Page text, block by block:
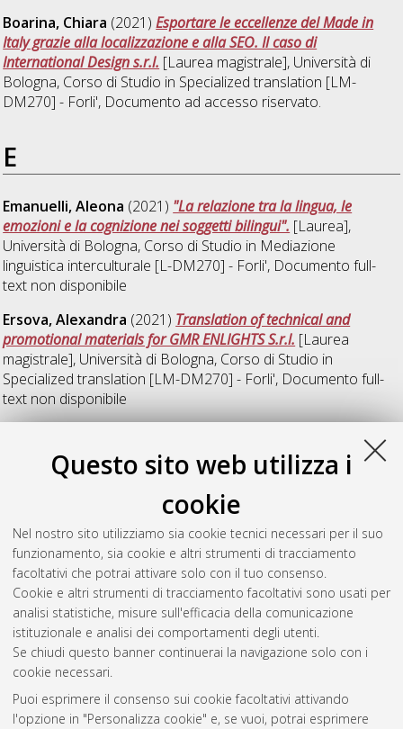
Questo sito web utilizza i
cookie
Nel nostro sito utilizziamo sia cookie tecnici necessari per il suo
funzionamento, sia cookie e altri strumenti di tracciamento
facoltativi che potrai attivare solo con il tuo consenso.
Cookie e altri strumenti di tracciamento facoltativi sono usati per
analisi statistiche, misure sull'efficacia della comunicazione
istituzionale e analisi dei comportamenti degli utenti.
Se chiudi questo banner continuerai la navigazione solo con i
cookie necessari.
Puoi esprimere il consenso sui cookie facoltativi attivando
l'opzione in "Personalizza cookie" e, se vuoi, potrai esprimere
Boarina, Chiara (2021)Esportare le eccellenze del Made in
Italy grazie alla localizzazione e alla SEO. Il caso di
International Design s.r.l. [Laurea magistrale], Università di
Bologna, Corso di Studio in Specialized translation [LM-
DM270] - Forli', Documento ad accesso riservato.
E
Emanuelli, Aleona (2021) "La relazione tra la lingua, le
emozioni e la cognizione nei soggetti bilingui". [Laurea],
Università di Bologna, Corso di Studio in Mediazione
linguistica interculturale [L-DM270] - Forli', Documento full-
text non disponibile
Ersova, Alexandra (2021) Translation of technical and
promotional materials for GMR ENLIGHTS S.r.l. [Laurea
magistrale], Università di Bologna, Corso di Studio in
Specialized translation [LM-DM270] - Forli', Documento full-
text non disponibile
Foscolo Foracappa, Chiara(2021)IL GEOGRAFO SI È BEVUTO
Una proposta di sottotitolaggio.[Laurea], Università di
Bologna, Corso di Studio in Mediazione linguistica
interculturale [L-DM270] - Forli'
Questa lista e' stata generata ilWed Aug 5 17:39:00 2026
CEST
Atom